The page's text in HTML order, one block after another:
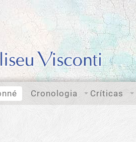
Cronologia Críticas